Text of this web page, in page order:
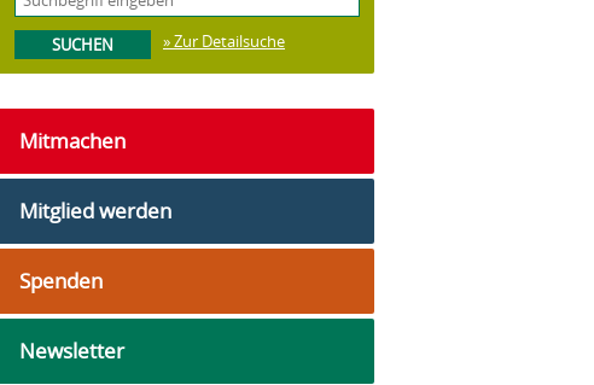
» Zur Detailsuche
Mitmachen
Mitglied werden
Spenden
Newsletter